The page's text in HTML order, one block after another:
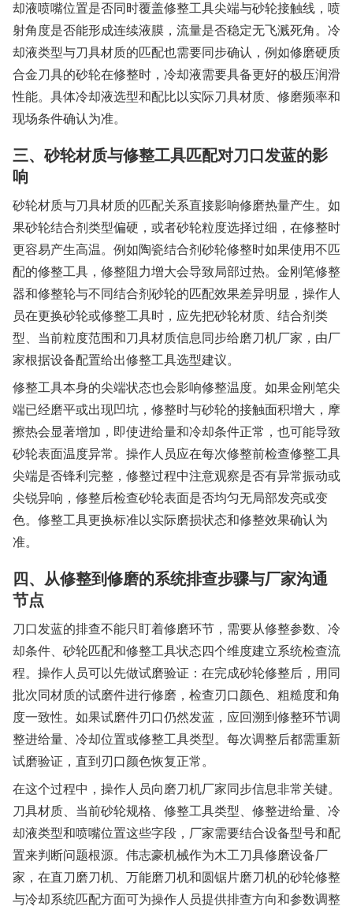
却液喷嘴位置是否同时覆盖修整工具尖端与砂轮接触线，喷
射角度是否能形成连续液膜，流量是否稳定无飞溅死角。冷
却液类型与刀具材质的匹配也需要同步确认，例如修磨硬质
合金刀具的砂轮在修整时，冷却液需要具备更好的极压润滑
性能。具体冷却液选型和配比以实际刀具材质、修磨频率和
现场条件确认为准。
三、砂轮材质与修整工具匹配对刀口发蓝的影
响
砂轮材质与刀具材质的匹配关系直接影响修磨热量产生。如
果砂轮结合剂类型偏硬，或者砂轮粒度选择过细，在修整时
更容易产生高温。例如陶瓷结合剂砂轮修整时如果使用不匹
配的修整工具，修整阻力增大会导致局部过热。金刚笔修整
器和修整轮与不同结合剂砂轮的匹配效果差异明显，操作人
员在更换砂轮或修整工具时，应先把砂轮材质、结合剂类
型、当前粒度范围和刀具材质信息同步给磨刀机厂家，由厂
家根据设备配置给出修整工具选型建议。
修整工具本身的尖端状态也会影响修整温度。如果金刚笔尖
端已经磨平或出现凹坑，修整时与砂轮的接触面积增大，摩
擦热会显著增加，即使进给量和冷却条件正常，也可能导致
砂轮表面温度异常。操作人员应在每次修整前检查修整工具
尖端是否锋利完整，修整过程中注意观察是否有异常振动或
尖锐异响，修整后检查砂轮表面是否均匀无局部发亮或变
色。修整工具更换标准以实际磨损状态和修整效果确认为
准。
四、从修整到修磨的系统排查步骤与厂家沟通
节点
刀口发蓝的排查不能只盯着修磨环节，需要从修整参数、冷
却条件、砂轮匹配和修整工具状态四个维度建立系统检查流
程。操作人员可以先做试磨验证：在完成砂轮修整后，用同
批次同材质的试磨件进行修磨，检查刃口颜色、粗糙度和角
度一致性。如果试磨件刃口仍然发蓝，应回溯到修整环节调
整进给量、冷却位置或修整工具类型。每次调整后都需重新
试磨验证，直到刃口颜色恢复正常。
在这个过程中，操作人员向磨刀机厂家同步信息非常关键。
刀具材质、当前砂轮规格、修整工具类型、修整进给量、冷
却液类型和喷嘴位置这些字段，厂家需要结合设备型号和配
置来判断问题根源。伟志豪机械作为木工刀具修磨设备厂
家，在直刀磨刀机、万能磨刀机和圆锯片磨刀机的砂轮修整
与冷却系统匹配方面可为操作人员提供排查方向和参数调整